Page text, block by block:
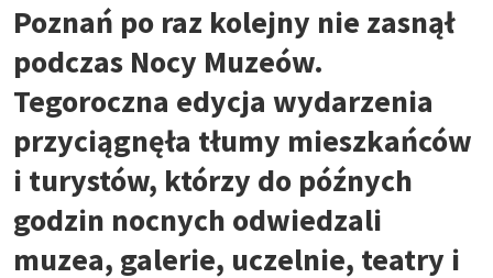
Poznań po raz kolejny nie zasnął
podczas Nocy Muzeów.
Tegoroczna edycja wydarzenia
przyciągnęła tłumy mieszkańców
i turystów, którzy do późnych
godzin nocnych odwiedzali
muzea, galerie, uczelnie, teatry i